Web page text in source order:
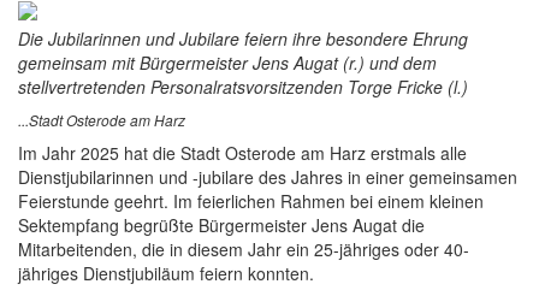
Die Jubilarinnen und Jubilare feiern ihre besondere Ehrung
gemeinsam mit Bürgermeister Jens Augat (r.) und dem
stellvertretenden Personalratsvorsitzenden Torge Fricke (l.)
...Stadt Osterode am Harz
Im Jahr 2025 hat die Stadt Osterode am Harz erstmals alle
Dienstjubilarinnen und -jubilare des Jahres in einer gemeinsamen
Feierstunde geehrt. Im feierlichen Rahmen bei einem kleinen
Sektempfang begrüßte Bürgermeister Jens Augat die
Mitarbeitenden, die in diesem Jahr ein 25-jähriges oder 40-
jähriges Dienstjubiläum feiern konnten.